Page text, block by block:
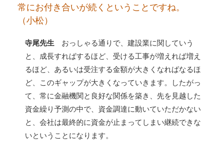
常にお付き合いが続くということですね。
（小松）
寺尾先生
おっしゃる通りで、建設業に関していう
と、成長すればするほど、受ける工事が増えれば増え
るほど、あるいは受注する金額が大きくなればなるほ
ど、このギャップが大きくなっていきます。したがっ
て、常に金融機関と良好な関係を築き、先を見越した
資金繰り予測の中で、資金調達に動いていただかない
と、会社は最終的に資金が止まってしまい継続できな
いということになります。